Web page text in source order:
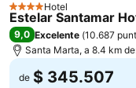
4 Estrellas
Hotel
Estelar Santamar
9,0 Excelente (10.687
Santa Marta, a 8.4 km
de $ 345.507